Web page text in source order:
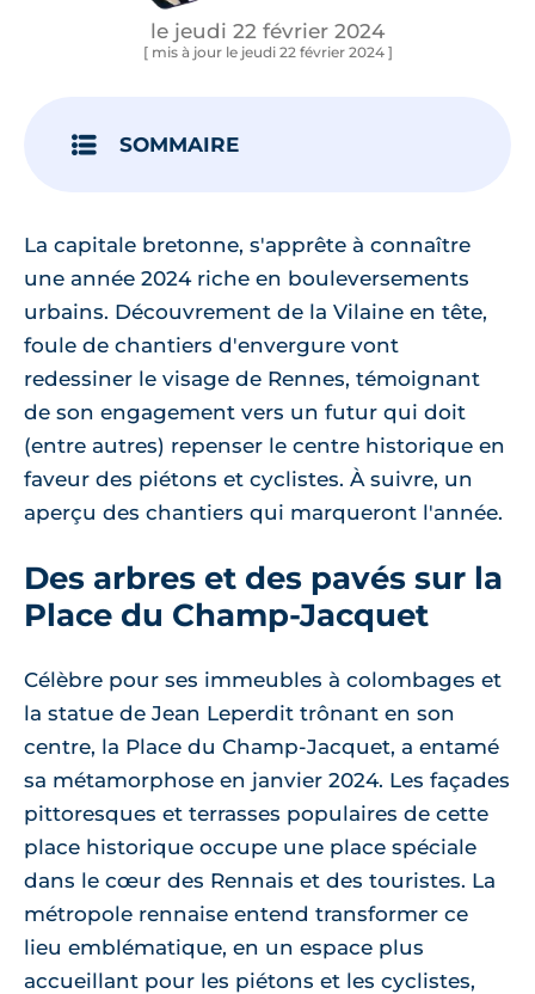
le jeudi 22 février 2024
[ mis à jour le jeudi 22 février 2024 ]
SOMMAIRE
La capitale bretonne, s'apprête à connaître
une année 2024 riche en bouleversements
urbains. Découvrement de la Vilaine en tête,
foule de chantiers d'envergure vont
redessiner le visage de Rennes, témoignant
de son engagement vers un futur qui doit
(entre autres) repenser le centre historique en
faveur des piétons et cyclistes. À suivre, un
aperçu des chantiers qui marqueront l'année.
Des arbres et des pavés sur la
Place du Champ-Jacquet
Célèbre pour ses immeubles à colombages et
la statue de Jean Leperdit trônant en son
centre, la Place du Champ-Jacquet, a entamé
sa métamorphose en janvier 2024. Les façades
pittoresques et terrasses populaires de cette
place historique occupe une place spéciale
dans le cœur des Rennais et des touristes. La
métropole rennaise entend transformer ce
lieu emblématique, en un espace plus
accueillant pour les piétons et les cyclistes,